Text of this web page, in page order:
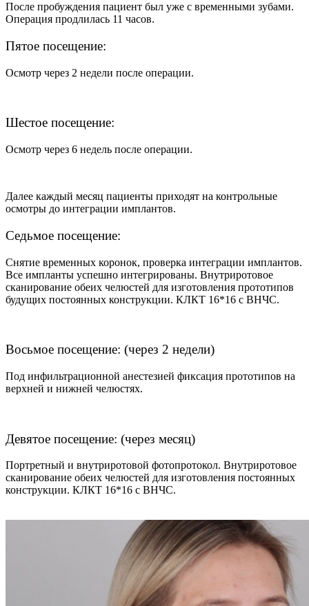
После пробуждения пациент был уже с временными зубами.
Операция продлилась 11 часов.
Пятое посещение:
Осмотр через 2 недели после операции.
Шестое посещение:
Осмотр через 6 недель после операции.
Далее каждый месяц пациенты приходят на контрольные
осмотры до интеграции имплантов.
Седьмое посещение:
Снятие временных коронок, проверка интеграции имплантов.
Все импланты успешно интегрированы. Внутриротовое
сканирование обеих челюстей для изготовления прототипов
будущих постоянных конструкции. КЛКТ 16*16 с ВНЧС.
Восьмое посещение: (через 2 недели)
Под инфильтрационной анестезией фиксация прототипов на
верхней и нижней челюстях.
Девятое посещение: (через месяц)
Портретный и внутриротовой фотопротокол. Внутриротовое
сканирование обеих челюстей для изготовления постоянных
конструкции. КЛКТ 16*16 с ВНЧС.